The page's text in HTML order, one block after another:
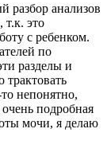
разбор анализов
т.к. это
с ребенком.
по
разделы и
трактовать
непонятно,
подробная
мочи, я делаю